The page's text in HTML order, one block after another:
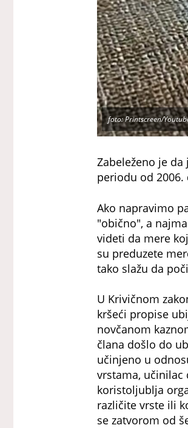
foto: Printscreen/
Zabeleženo je
periodu od 2006.
Ako napravimo
"obično", a
videti da mere
su preduzete
tako slažu da
U Krivičnom
kršeći propise
novčanom
člana došlo do
učinjeno u
vrstama, učinilac
koristoljublja
različite vrste ili
se zatvorom od